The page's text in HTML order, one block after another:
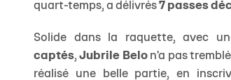
quart-temps, a délivrés 7 passes
Solide dans la raquette, avec
captés,Jubrile Belon'a pas
réalisé une belle partie, en